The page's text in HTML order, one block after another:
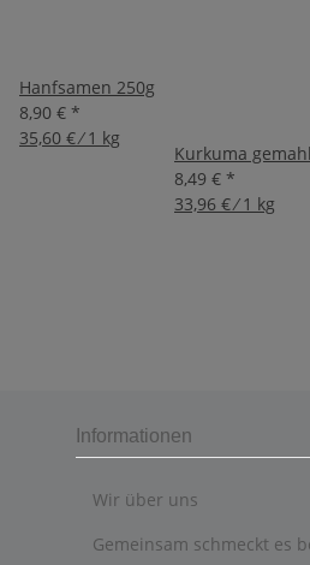
Hanfsamen 250g
8,90 € *
35,60 € ⁄ 1 kg
Kurkuma
8,49 € *
33,96 € ⁄ 1 kg
Informationen
Wir über uns
Gemeinsam schmeckt es